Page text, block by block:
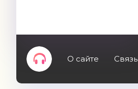
О сайте Связь